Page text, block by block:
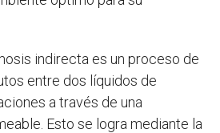
indirecta es un proceso de
entre dos líquidos de
a través de una
Esto se logra mediante la